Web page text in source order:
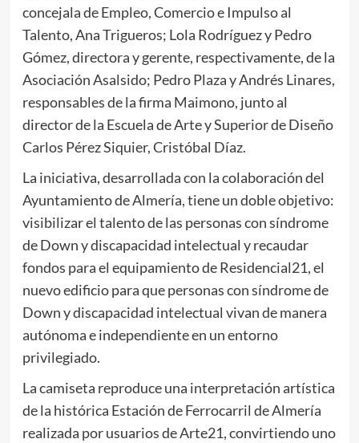
concejala de Empleo, Comercio e Impulso al
Talento, Ana Trigueros; Lola Rodríguez y Pedro
Gómez, directora y gerente, respectivamente, de la
Asociación Asalsido; Pedro Plaza y Andrés Linares,
responsables de la firma Maimono, junto al
director de la Escuela de Arte y Superior de Diseño
Carlos Pérez Siquier, Cristóbal Díaz.
La iniciativa, desarrollada con la colaboración del
Ayuntamiento de Almería, tiene un doble objetivo:
visibilizar el talento de las personas con síndrome
de Down y discapacidad intelectual y recaudar
fondos para el equipamiento de Residencial21, el
nuevo edificio para que personas con síndrome de
Down y discapacidad intelectual vivan de manera
autónoma e independiente en un entorno
privilegiado.
La camiseta reproduce una interpretación artística
de la histórica Estación de Ferrocarril de Almería
realizada por usuarios de Arte21, convirtiendo uno